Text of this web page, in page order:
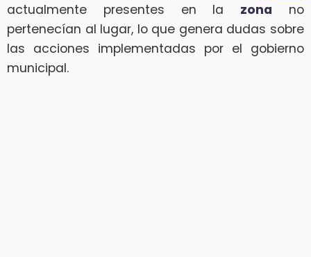
actualmente presentes en la zona no
pertenecían al lugar, lo que genera dudas sobre
las acciones implementadas por el gobierno
municipal.